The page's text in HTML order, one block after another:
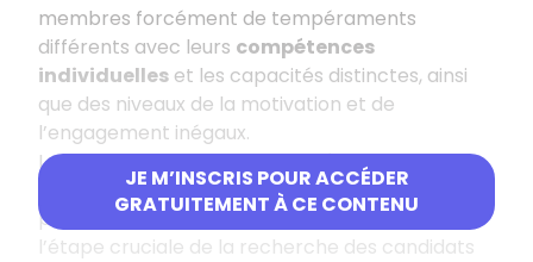
JE M’INSCRIS POUR ACCÉDER
GRATUITEMENT À CE CONTENU
membres forcément de tempéraments
différents avec leurs compétences
individuelles et les capacités distinctes, ainsi
que des niveaux de la motivation et de
l’engagement inégaux.
Le recrutement passe par la définition des
attentes professionnellesen rapport avec le
poste et les missions à effectuer. Puis, vient
l’étape cruciale de la recherche des candidats